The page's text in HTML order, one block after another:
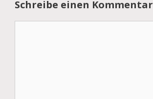
Schreibe einen Kommentar